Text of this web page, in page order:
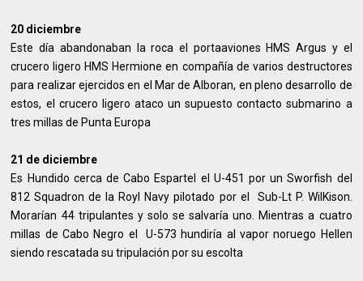
20 diciembre
Este día abandonaban la roca el portaaviones HMS Argus y el
crucero ligero HMS Hermione en compañía de varios destructores
para realizar ejercidos en el Mar de Alboran, en pleno desarrollo de
estos, el crucero ligero ataco un supuesto contacto submarino a
tres millas de Punta Europa
21 de diciembre
Es Hundido cerca de Cabo Espartel el U-451 por un Sworfish del
812 Squadron de la Royl Navy pilotado por el Sub-Lt P. WilKison.
Morarían 44 tripulantes y solo se salvaría uno. Mientras a cuatro
millas de Cabo Negro el U-573 hundiría al vapor noruego Hellen
siendo rescatada su tripulación por su escolta